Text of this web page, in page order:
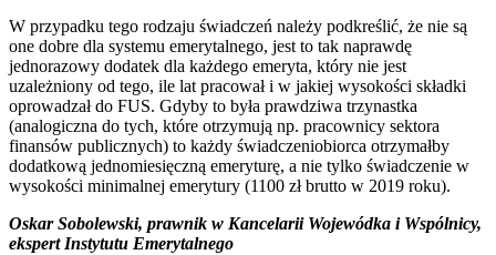
W przypadku tego rodzaju świadczeń należy podkreślić, że nie są
one dobre dla systemu emerytalnego, jest to tak naprawdę
jednorazowy dodatek dla każdego emeryta, który nie jest
uzależniony od tego, ile lat pracował i w jakiej wysokości składki
oprowadzał do FUS. Gdyby to była prawdziwa trzynastka
(analogiczna do tych, które otrzymują np. pracownicy sektora
finansów publicznych) to każdy świadczeniobiorca otrzymałby
dodatkową jednomiesięczną emeryturę, a nie tylko świadczenie w
wysokości minimalnej emerytury (1100 zł brutto w 2019 roku).
Oskar Sobolewski, prawnik w Kancelarii Wojewódka i Wspólnicy,
ekspert Instytutu Emerytalnego